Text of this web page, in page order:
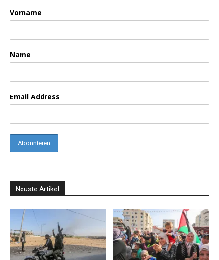
Vorname
Name
Email Address
Neuste Artikel